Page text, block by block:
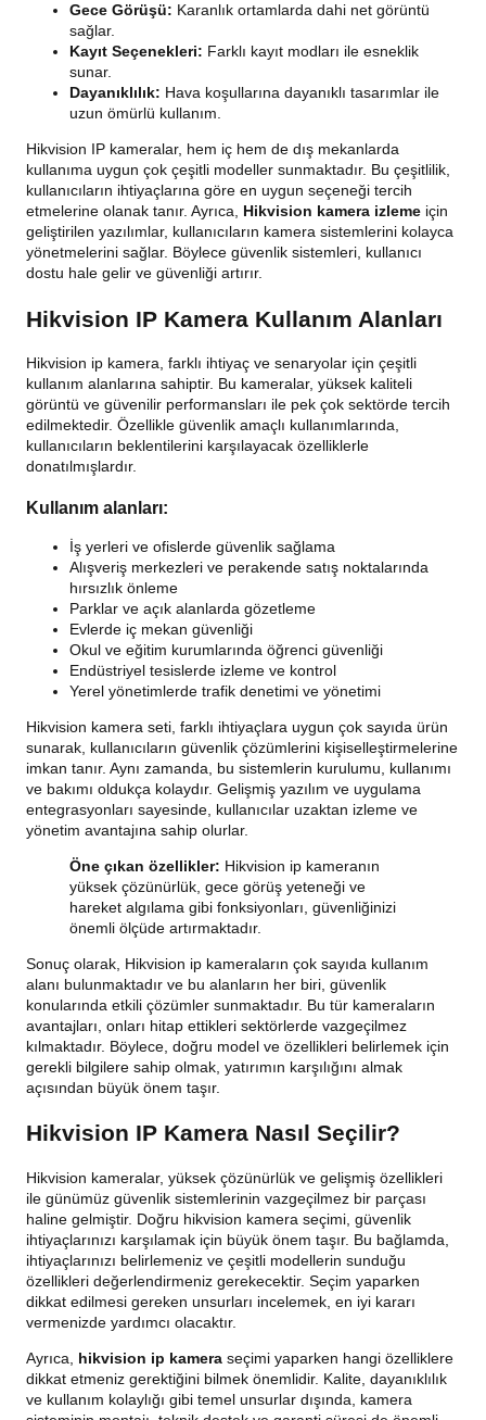
Gece Görüşü: Karanlık ortamlarda dahi net görüntü
sağlar.
Kayıt Seçenekleri: Farklı kayıt modları ile esneklik
sunar.
Dayanıklılık: Hava koşullarına dayanıklı tasarımlar ile
uzun ömürlü kullanım.
Hikvision IP kameralar, hem iç hem de dış mekanlarda
kullanıma uygun çok çeşitli modeller sunmaktadır. Bu çeşitlilik,
kullanıcıların ihtiyaçlarına göre en uygun seçeneği tercih
etmelerine olanak tanır. Ayrıca, Hikvision kamera izleme için
geliştirilen yazılımlar, kullanıcıların kamera sistemlerini kolayca
yönetmelerini sağlar. Böylece güvenlik sistemleri, kullanıcı
dostu hale gelir ve güvenliği artırır.
Hikvision IP Kamera Kullanım Alanları
Hikvision ip kamera, farklı ihtiyaç ve senaryolar için çeşitli
kullanım alanlarına sahiptir. Bu kameralar, yüksek kaliteli
görüntü ve güvenilir performansları ile pek çok sektörde tercih
edilmektedir. Özellikle güvenlik amaçlı kullanımlarında,
kullanıcıların beklentilerini karşılayacak özelliklerle
donatılmışlardır.
Kullanım alanları:
İş yerleri ve ofislerde güvenlik sağlama
Alışveriş merkezleri ve perakende satış noktalarında
hırsızlık önleme
Parklar ve açık alanlarda gözetleme
Evlerde iç mekan güvenliği
Okul ve eğitim kurumlarında öğrenci güvenliği
Endüstriyel tesislerde izleme ve kontrol
Yerel yönetimlerde trafik denetimi ve yönetimi
Hikvision kamera seti, farklı ihtiyaçlara uygun çok sayıda ürün
sunarak, kullanıcıların güvenlik çözümlerini kişiselleştirmelerine
imkan tanır. Aynı zamanda, bu sistemlerin kurulumu, kullanımı
ve bakımı oldukça kolaydır. Gelişmiş yazılım ve uygulama
entegrasyonları sayesinde, kullanıcılar uzaktan izleme ve
yönetim avantajına sahip olurlar.
Öne çıkan özellikler: Hikvision ip kameranın
yüksek çözünürlük, gece görüş yeteneği ve
hareket algılama gibi fonksiyonları, güvenliğinizi
önemli ölçüde artırmaktadır.
Sonuç olarak, Hikvision ip kameraların çok sayıda kullanım
alanı bulunmaktadır ve bu alanların her biri, güvenlik
konularında etkili çözümler sunmaktadır. Bu tür kameraların
avantajları, onları hitap ettikleri sektörlerde vazgeçilmez
kılmaktadır. Böylece, doğru model ve özellikleri belirlemek için
gerekli bilgilere sahip olmak, yatırımın karşılığını almak
açısından büyük önem taşır.
Hikvision IP Kamera Nasıl Seçilir?
Hikvision kameralar, yüksek çözünürlük ve gelişmiş özellikleri
ile günümüz güvenlik sistemlerinin vazgeçilmez bir parçası
haline gelmiştir. Doğru hikvision kamera seçimi, güvenlik
ihtiyaçlarınızı karşılamak için büyük önem taşır. Bu bağlamda,
ihtiyaçlarınızı belirlemeniz ve çeşitli modellerin sunduğu
özellikleri değerlendirmeniz gerekecektir. Seçim yaparken
dikkat edilmesi gereken unsurları incelemek, en iyi kararı
vermenizde yardımcı olacaktır.
Ayrıca, hikvision ip kamera seçimi yaparken hangi özelliklere
dikkat etmeniz gerektiğini bilmek önemlidir. Kalite, dayanıklılık
ve kullanım kolaylığı gibi temel unsurlar dışında, kamera